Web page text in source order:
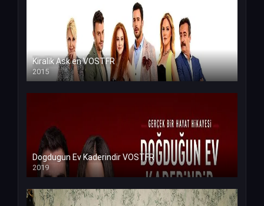
Kiralik Ask en VOSTFR
2015
Dogdugun Ev Kaderindir VOSTFR
2019